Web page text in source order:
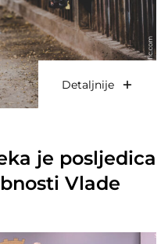
Detaljnije
je posljedica
Vlade